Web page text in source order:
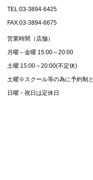
TEL:03-3894-6425
FAX:03-3894-6675
営業時間（店舗）
月曜～金曜 15:00～20:00
土曜 15:00～20:00(不定休)
土曜※スクール等の為に予約制
日曜・祝日は定休日